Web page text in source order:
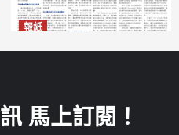
報紙
馬上訂閱！